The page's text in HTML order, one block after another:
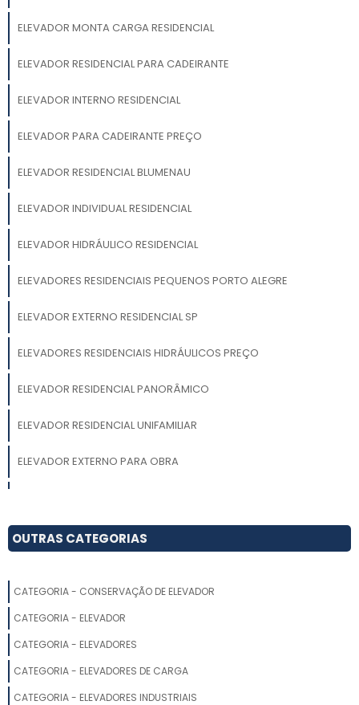
ELEVADOR MONTA CARGA RESIDENCIAL
ELEVADOR RESIDENCIAL PARA CADEIRANTE
ELEVADOR INTERNO RESIDENCIAL
ELEVADOR PARA CADEIRANTE PREÇO
ELEVADOR RESIDENCIAL BLUMENAU
ELEVADOR INDIVIDUAL RESIDENCIAL
ELEVADOR HIDRÁULICO RESIDENCIAL
ELEVADORES RESIDENCIAIS PEQUENOS PORTO ALEGRE
ELEVADOR EXTERNO RESIDENCIAL SP
ELEVADORES RESIDENCIAIS HIDRÁULICOS PREÇO
ELEVADOR RESIDENCIAL PANORÂMICO
ELEVADOR RESIDENCIAL UNIFAMILIAR
ELEVADOR EXTERNO PARA OBRA
INSTALAÇÃO DE ELEVADOR RESIDENCIAL
ELEVADOR RESIDENCIAL A VÁCUO
ELEVADORES PEQUENOS RESIDENCIAIS PREÇO
OUTRAS CATEGORIAS
CATEGORIA - CONSERVAÇÃO DE ELEVADOR
CATEGORIA - ELEVADOR
CATEGORIA - ELEVADORES
CATEGORIA - ELEVADORES DE CARGA
CATEGORIA - ELEVADORES INDUSTRIAIS